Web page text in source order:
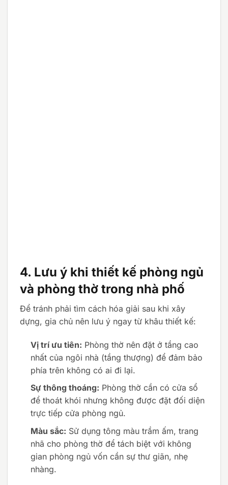
4. Lưu ý khi thiết kế phòng ngủ
và phòng thờ trong nhà phố
Để tránh phải tìm cách hóa giải sau khi xây
dựng, gia chủ nên lưu ý ngay từ khâu thiết kế:
Vị trí ưu tiên: Phòng thờ nên đặt ở tầng cao
nhất của ngôi nhà (tầng thượng) để đảm bảo
phía trên không có ai đi lại.
Sự thông thoáng: Phòng thờ cần có cửa sổ
để thoát khói nhưng không được đặt đối diện
trực tiếp cửa phòng ngủ.
Màu sắc: Sử dụng tông màu trầm ấm, trang
nhã cho phòng thờ để tách biệt với không
gian phòng ngủ vốn cần sự thư giãn, nhẹ
nhàng.